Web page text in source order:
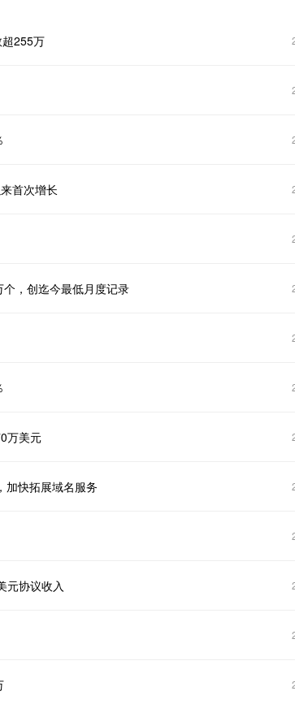
255万
首次增长
，创迄今最低月度记录
万美元
加快拓展域名服务
元协议收入